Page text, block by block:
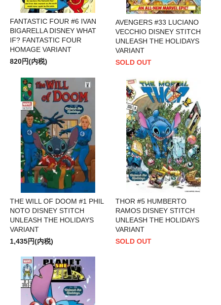
FANTASTIC FOUR #6 IVAN
BIGARELLA DISNEY WHAT
IF? FANTASTIC FOUR
HOMAGE VARIANT
820円(内税)
AVENGERS #33 LUCIANO
VECCHIO DISNEY STITCH
UNLEASH THE HOLIDAYS
VARIANT
SOLD OUT
THE WILL OF DOOM #1 PHIL
NOTO DISNEY STITCH
UNLEASH THE HOLIDAYS
VARIANT
1,435円(内税)
THOR #5 HUMBERTO
RAMOS DISNEY STITCH
UNLEASH THE HOLIDAYS
VARIANT
SOLD OUT